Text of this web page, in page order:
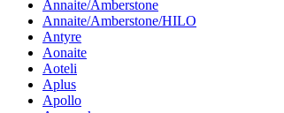
Annaite/Amberstone
Annaite/Amberstone/HILO
Antyre
Aonaite
Aoteli
Aplus
Apollo